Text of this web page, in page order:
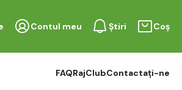
Contul meu Știri Coș
FAQRajClubContactați-ne